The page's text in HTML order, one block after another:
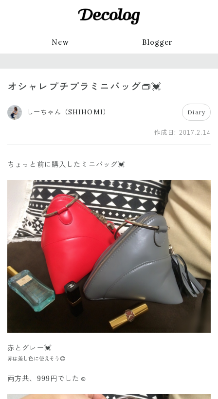
New Blogger
オシャレプチプラミニバッグ👝💓
しーちゃん（SHIHOMI） Diary
作成日: 2017.2.14
ちょっと前に購入したミニバッグ💓
赤とグレー💓
赤は差し色に使えそう😊
両方共、999円でした☺️